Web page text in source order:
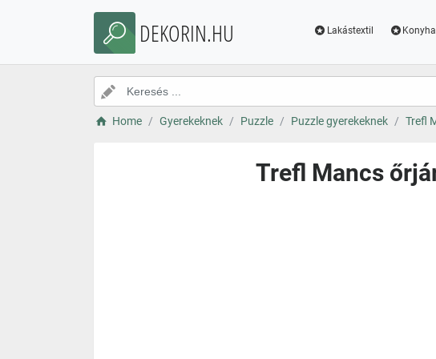
DEKORIN.HU Lakástextil
Home Gyerekeknek Puzzle Puzzle gyerekeknek Trefl
Trefl Mancs